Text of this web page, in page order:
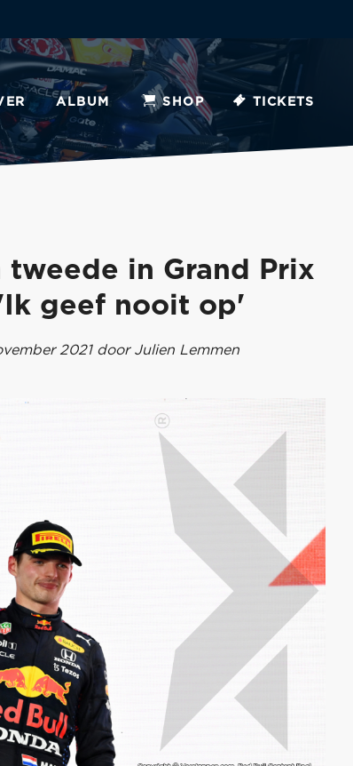
ALBUM SHOP TICKETS
tweede in Grand Prix
geef nooit op'
2021 door Julien Lemmen